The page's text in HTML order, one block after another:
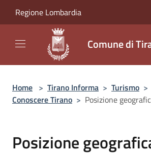
Regione Lombardia
Comune di
Home > Tirano Informa > Turismo >
Conoscere Tirano > Posizione
Posizione